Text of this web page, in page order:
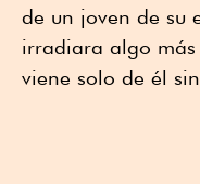
de un joven de su
irradiara algo
viene solo de él